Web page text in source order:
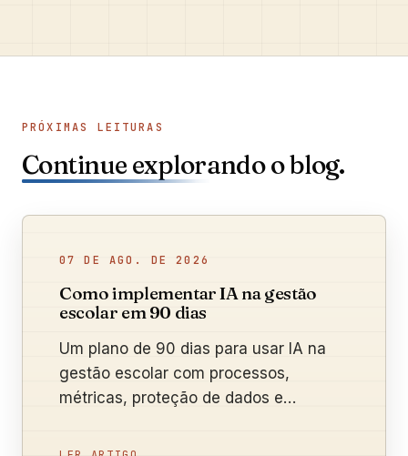
PRÓXIMAS LEITURAS
Continue explorando o blog.
07 DE AGO. DE 2026
Como implementar IA na gestão
escolar em 90 dias
Um plano de 90 dias para usar IA na
gestão escolar com processos,
métricas, proteção de dados e